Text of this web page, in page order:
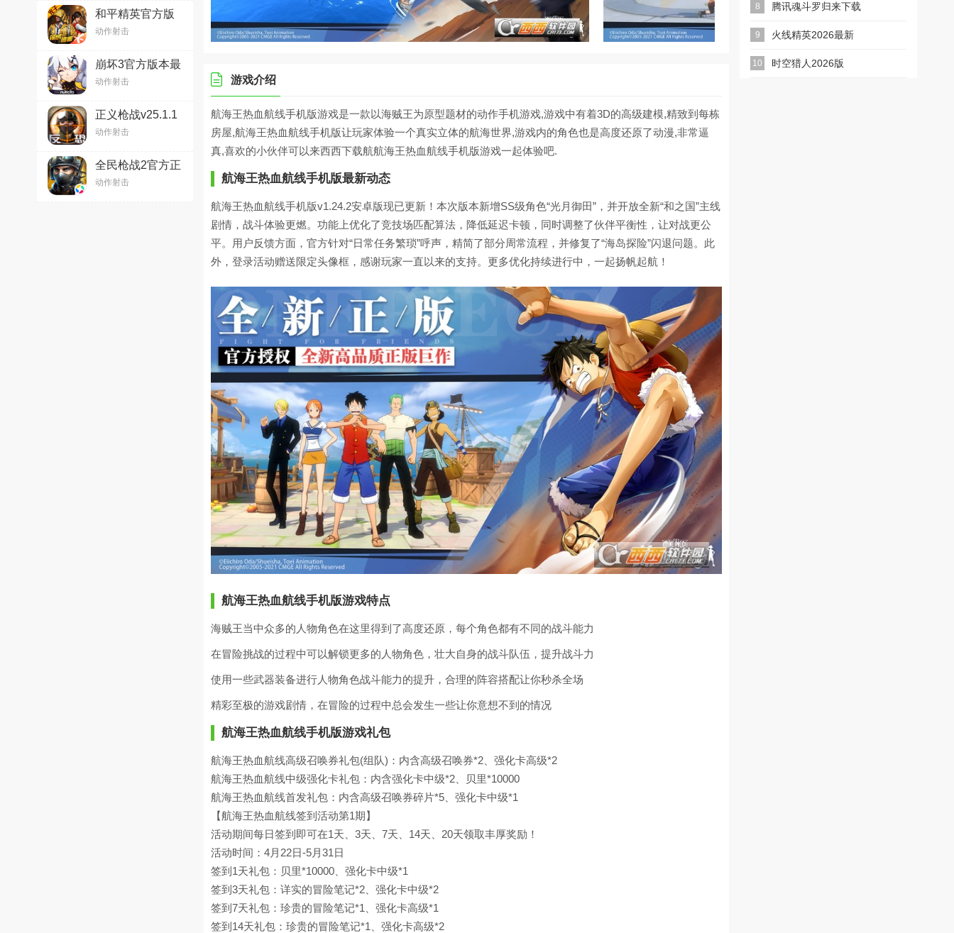
和平精英官方版
2026最新版本
v1.36.11
动作射击
崩坏3官方版本最
新版本(​狂宴邀
约)v8.8.0安卓版
动作射击
正义枪战v25.1.1
安卓版
动作射击
全民枪战2官方正
版游戏v3.54.3手
机版
动作射击
游戏介绍
航海王热血航线手机版游戏是一款以海贼王为原型题材的动作手机游戏,游戏中有着3D的高级建模,精致到每栋
房屋,航海王热血航线手机版让玩家体验一个真实立体的航海世界,游戏内的角色也是高度还原了动漫,非常逼
真,喜欢的小伙伴可以来西西下载航航海王热血航线手机版游戏一起体验吧.
航海王热血航线手机版最新动态
航海王热血航线手机版v1.24.2安卓版现已更新！本次版本新增SS级角色“光月御田”，并开放全新“和之国”主线
剧情，战斗体验更燃。功能上优化了竞技场匹配算法，降低延迟卡顿，同时调整了伙伴平衡性，让对战更公
平。用户反馈方面，官方针对“日常任务繁琐”呼声，精简了部分周常流程，并修复了“海岛探险”闪退问题。此
外，登录活动赠送限定头像框，感谢玩家一直以来的支持。更多优化持续进行中，一起扬帆起航！
航海王热血航线手机版游戏特点
海贼王当中众多的人物角色在这里得到了高度还原，每个角色都有不同的战斗能力
在冒险挑战的过程中可以解锁更多的人物角色，壮大自身的战斗队伍，提升战斗力
使用一些武器装备进行人物角色战斗能力的提升，合理的阵容搭配让你秒杀全场
精彩至极的游戏剧情，在冒险的过程中总会发生一些让你意想不到的情况
航海王热血航线手机版游戏礼包
航海王热血航线高级召唤券礼包(组队)：内含高级召唤券*2、强化卡高级*2
航海王热血航线中级强化卡礼包：内含强化卡中级*2、贝里*10000
航海王热血航线首发礼包：内含高级召唤券碎片*5、强化卡中级*1
【航海王热血航线签到活动第1期】
活动期间每日签到即可在1天、3天、7天、14天、20天领取丰厚奖励！
活动时间：4月22日-5月31日
签到1天礼包：贝里*10000、强化卡中级*1
签到3天礼包：详实的冒险笔记*2、强化卡中级*2
签到7天礼包：珍贵的冒险笔记*1、强化卡高级*1
签到14天礼包：珍贵的冒险笔记*1、强化卡高级*2
8 腾讯魂斗罗归来下载
2026最新版
9 火线精英2026最新
版
10 时空猎人2026版